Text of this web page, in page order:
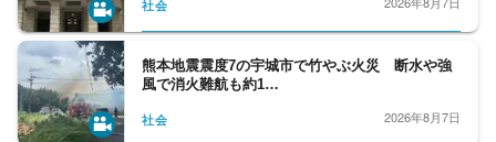
社会
熊本地震震度7の宇城市で竹やぶ火災 断水や強
風で消火難航も約1…
社会 2026年8月7日